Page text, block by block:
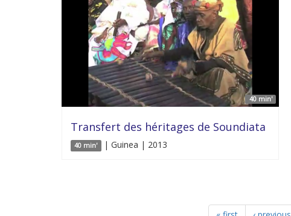
40 min'
Transfert des héritages de Soundiata
40 min' | Guinea | 2013